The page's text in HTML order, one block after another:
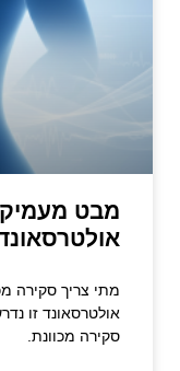
מבט
מתי צריך סקירה
אולטרסאונד זו
סקירה מכוונת.